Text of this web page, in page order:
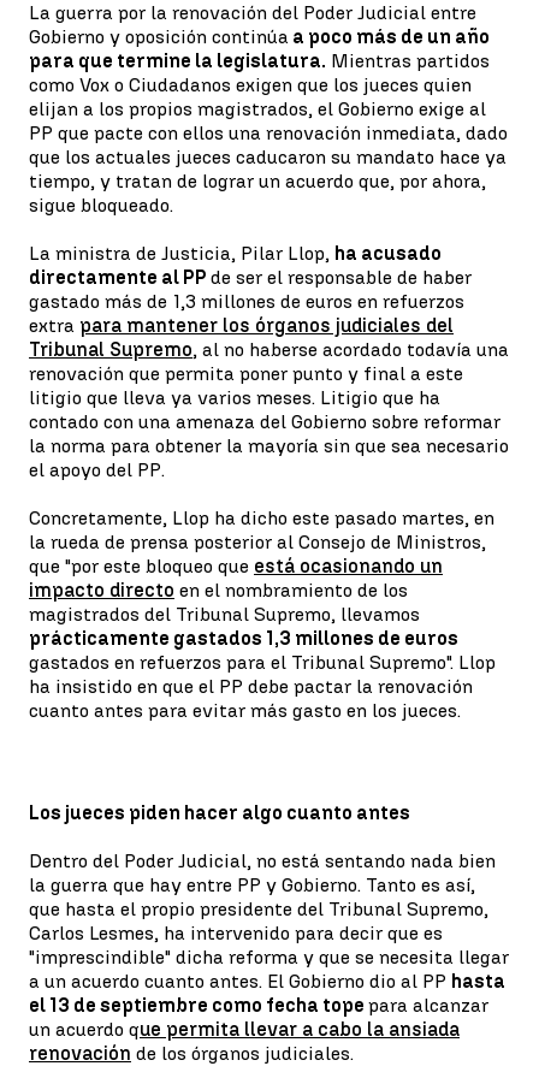
La guerra por la renovación del Poder Judicial entre
Gobierno y oposición continúa a poco más de un año
para que termine la legislatura. Mientras partidos
como Vox o Ciudadanos exigen que los jueces quien
elijan a los propios magistrados, el Gobierno exige al
PP que pacte con ellos una renovación inmediata, dado
que los actuales jueces caducaron su mandato hace ya
tiempo, y tratan de lograr un acuerdo que, por ahora,
sigue bloqueado.
La ministra de Justicia, Pilar Llop, ha acusado
directamente al PP de ser el responsable de haber
gastado más de 1,3 millones de euros en refuerzos
extra para mantener los órganos judiciales del
Tribunal Supremo, al no haberse acordado todavía una
renovación que permita poner punto y final a este
litigio que lleva ya varios meses. Litigio que ha
contado con una amenaza del Gobierno sobre reformar
la norma para obtener la mayoría sin que sea necesario
el apoyo del PP.
Concretamente, Llop ha dicho este pasado martes, en
la rueda de prensa posterior al Consejo de Ministros,
que "por este bloqueo que está ocasionando un
impacto directo en el nombramiento de los
magistrados del Tribunal Supremo, llevamos
prácticamente gastados 1,3 millones de euros
gastados en refuerzos para el Tribunal Supremo". Llop
ha insistido en que el PP debe pactar la renovación
cuanto antes para evitar más gasto en los jueces.
Los jueces piden hacer algo cuanto antes
Dentro del Poder Judicial, no está sentando nada bien
la guerra que hay entre PP y Gobierno. Tanto es así,
que hasta el propio presidente del Tribunal Supremo,
Carlos Lesmes, ha intervenido para decir que es
"imprescindible" dicha reforma y que se necesita llegar
a un acuerdo cuanto antes. El Gobierno dio al PP hasta
el 13 de septiembre como fecha tope para alcanzar
un acuerdo que permita llevar a cabo la ansiada
renovación de los órganos judiciales.